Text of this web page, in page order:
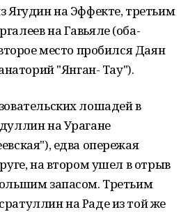
Ягудин на Эффекте, третьим
на Гавьяле (оба-
место пробился Даян
"Янган- Тау").
лошадей в
на Урагане
едва опережая
на втором ушел в отрыв
запасом. Третьим
на Раде из той же